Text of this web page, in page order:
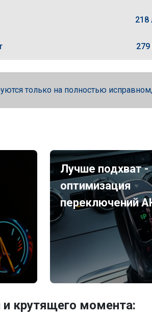
218
только на полностью
Лучше подхват -
оптимизация
переключений
крутящего момента: